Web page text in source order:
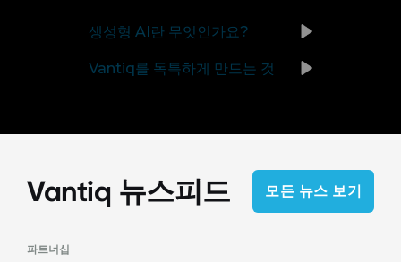
생성형 AI란 무엇인가요?
Vantiq를 독특하게 만드는 것
Vantiq 뉴스피드 모든 뉴스 보기
파트너십